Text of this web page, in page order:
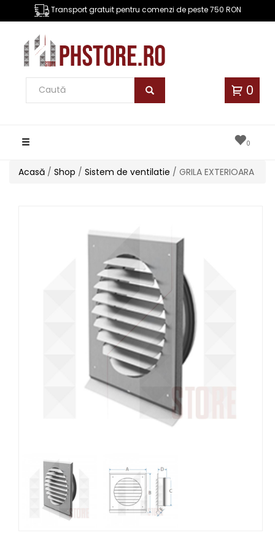
Transport gratuit pentru comenzi de peste 750 RON
0
Toggle
0
Acasă / Shop / Sistem de ventilatie / GRILA EXTERIOARA